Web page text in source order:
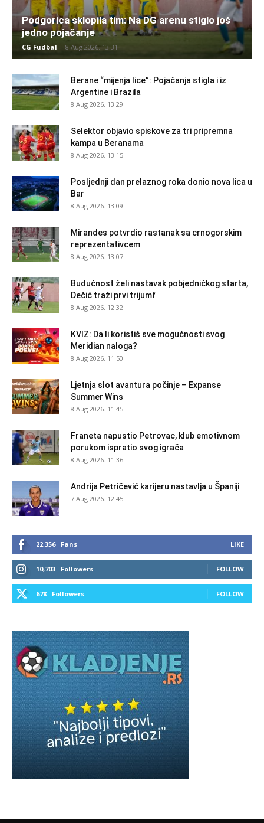
Podgorica sklopila tim: Na DG arenu stiglo još
jedno pojačanje
CG Fudbal - 8 Aug 2026. 13:31
Berane “mijenja lice”: Pojačanja stigla i iz
Argentine i Brazila
8 Aug 2026. 13:29
Selektor objavio spiskove za tri pripremna
kampa u Beranama
8 Aug 2026. 13:15
Posljednji dan prelaznog roka donio nova lica u
Bar
8 Aug 2026. 13:09
Mirandes potvrdio rastanak sa crnogorskim
reprezentativcem
8 Aug 2026. 13:07
Budućnost želi nastavak pobjedničkog starta,
Dečić traži prvi trijumf
8 Aug 2026. 12:32
KVIZ: Da li koristiš sve mogućnosti svog
Meridian naloga?
8 Aug 2026. 11:50
Ljetnja slot avantura počinje – Expanse
Summer Wins
8 Aug 2026. 11:45
Franeta napustio Petrovac, klub emotivnom
porukom ispratio svog igrača
8 Aug 2026. 11:36
Andrija Petričević karijeru nastavlja u Španiji
7 Aug 2026. 12:45
22,356 Fans LIKE
10,703 Followers FOLLOW
678 Followers FOLLOW